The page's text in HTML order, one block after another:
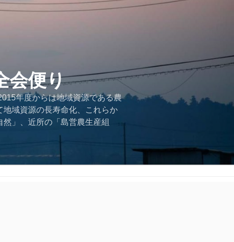
会便り
年度からは地域資源である農
域資源の長寿命化、これらか
」、近所の「島営農生産組